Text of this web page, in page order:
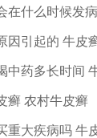
在什么时候发
因引起的 牛皮
中药多长时间
癣 农村牛皮癣
重大疾病吗 牛